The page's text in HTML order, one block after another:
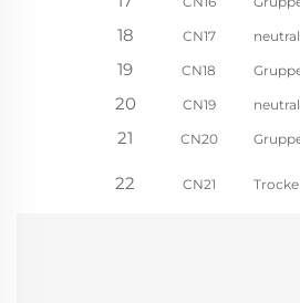
18 CN17
19 CN18
20 CN19
21 CN20
22 CN21